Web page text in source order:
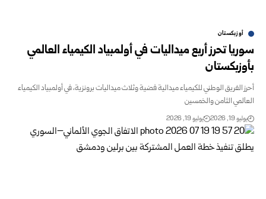
أوزبكستان
سوريا تحرز أربع ميداليات في أولمبياد الكيمياء العالمي
‏بأوزبكستان
أحرز الفريق الوطني للكيمياء ميدالية فضية وثلاث ميداليات ‏برونزية، في أولمبياد الكيمياء
العالمي الثامن والخمسين
يوليو 19, 2026 يوليو 19, 2026